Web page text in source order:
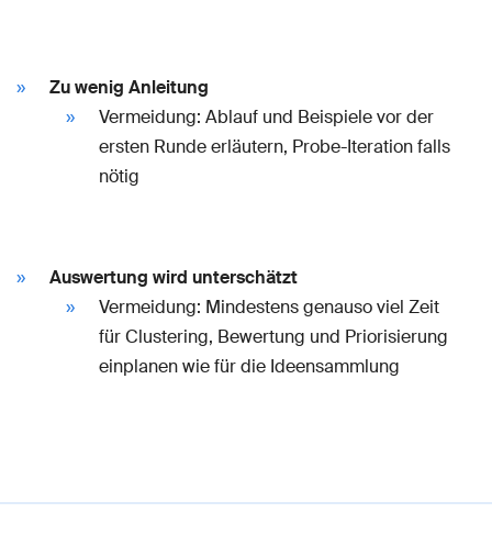
Zu wenig Anleitung
Vermeidung: Ablauf und Beispiele vor der
ersten Runde erläutern, Probe-Iteration falls
nötig
Auswertung wird unterschätzt
Vermeidung: Mindestens genauso viel Zeit
für Clustering, Bewertung und Priorisierung
einplanen wie für die Ideensammlung